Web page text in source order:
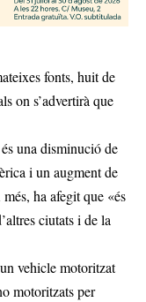
fonts, huit de
on s’advertirà que
una disminució de
i un augment de
ha afegit que «és
ciutats i de la
vehicle motoritzat
motoritzats per